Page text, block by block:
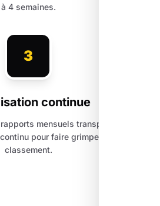
à 4 semaines.
3
continue
mensuels transparents et
pour faire grimper votre
classement.